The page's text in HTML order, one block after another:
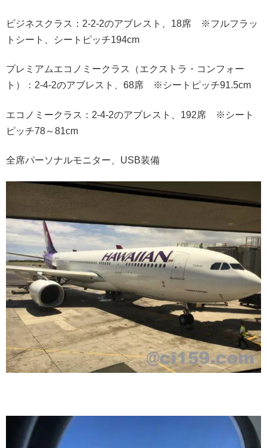
ビジネスクラス：2-2-2のアブレスト、18席 ※フルフラッ
トシート、シートピッチ194cm
プレミアムエコノミークラス（エクストラ・コンフォー
ト）：2-4-2のアブレスト、68席 ※シートピッチ91.5cm
エコノミークラス：2-4-2のアブレスト、192席 ※シート
ピッチ78～81cm
全席パーソナルモニター、USB装備